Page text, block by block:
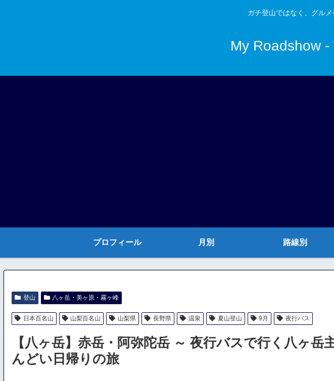
ガチ登山ではなく、グル
My Roadshow
プロフィール 月別 路線別
登山 八ヶ岳・美ヶ原・霧ヶ峰
日本百名山 山梨百名山 山梨県 長野県 温泉 夏山登山 9月 夜行バス
【八ヶ岳】赤岳・阿弥陀岳 ～ 夜行バスで行く八ヶ岳
んどい日帰りの旅